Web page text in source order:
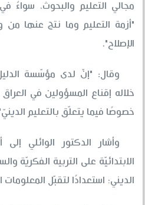
مجالي التعليم والبحوث، سواءٌ
"أزمة التعليم وما نتج عنها من
الإصلاح".
وقال: "إنّ لدى مؤسّسة
خلاله إقناع المسؤولين في العراق
خصوصًا فيما يتعلّق بالتعليم
وأشار الدكتور الوائلي إلى
الابتدائيّة على التربية الفكريّة
الديني؛ استعدادًا لتقبّل المعلومات